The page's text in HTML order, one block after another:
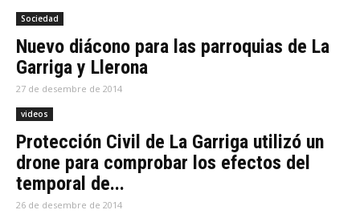
Sociedad
Nuevo diácono para las parroquias de La
Garriga y Llerona
27 de desembre de 2014
videos
Protección Civil de La Garriga utilizó un
drone para comprobar los efectos del
temporal de...
26 de desembre de 2014